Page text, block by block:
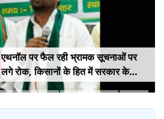
6 दिन तक मृत बच्चे को पीठ पर लेकर तैरती
रही मां डॉल्फिन, VIDEO देख नम हो जाएंगी
आंखें